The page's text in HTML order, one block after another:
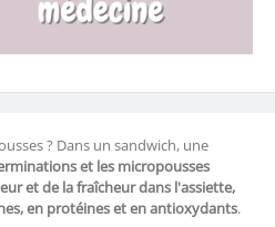
? Dans un sandwich, une
et les micropousses
et de la fraîcheur dans l'assiette,
en protéines et en antioxydants.